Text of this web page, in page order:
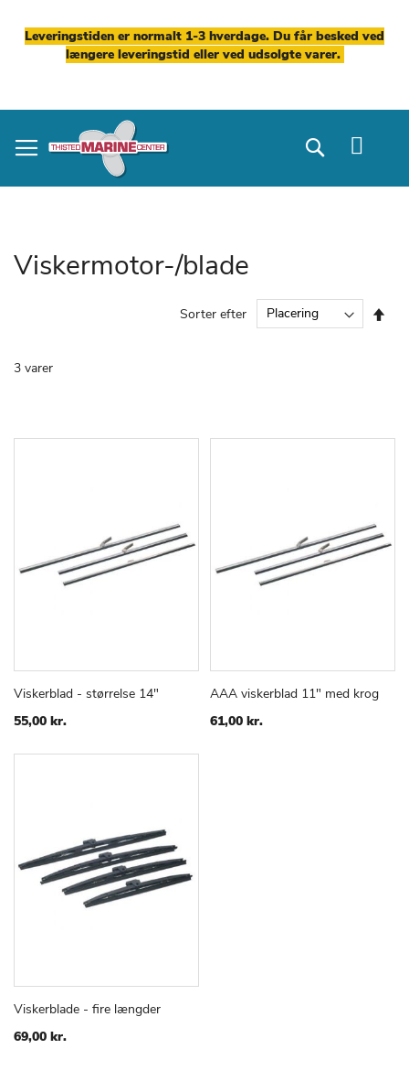
Leveringstiden er normalt 1-3 hverdage. Du får besked ved
længere leveringstid eller ved udsolgte varer.
to
Content
Search
Viskermotor-/blade
3 varer
Sorter efter
Læg i kurv
TILFØJ
LISTE
SAMMENLIGN
Viskerblad - størrelse 14"
55,00 kr.
Læg i kurv
TILFØJ
AAA viskerblad 11" med krog
61,00 kr.
Læg i kurv
TILFØJSAMMENLIGN
Viskerblade - fire længder
69,00 kr.